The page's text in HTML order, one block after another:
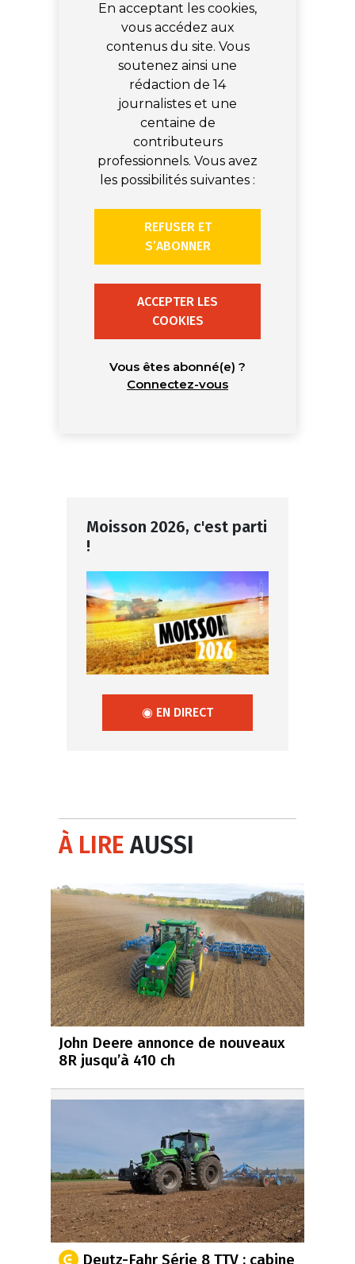
En acceptant les cookies,
vous accédez aux
contenus du site. Vous
soutenez ainsi une
rédaction de 14
journalistes et une
centaine de
contributeurs
professionnels. Vous avez
les possibilités suivantes :
REFUSER ET
S’ABONNER
ACCEPTER LES
COOKIES
Vous êtes abonné(e) ?
Connectez-vous
Moisson 2026, c'est parti
!
◉ EN DIRECT
À LIREAUSSI
John Deere annonce de nouveaux
8R jusqu’à 410 ch
Deutz-Fahr Série 8 TTV : cabine